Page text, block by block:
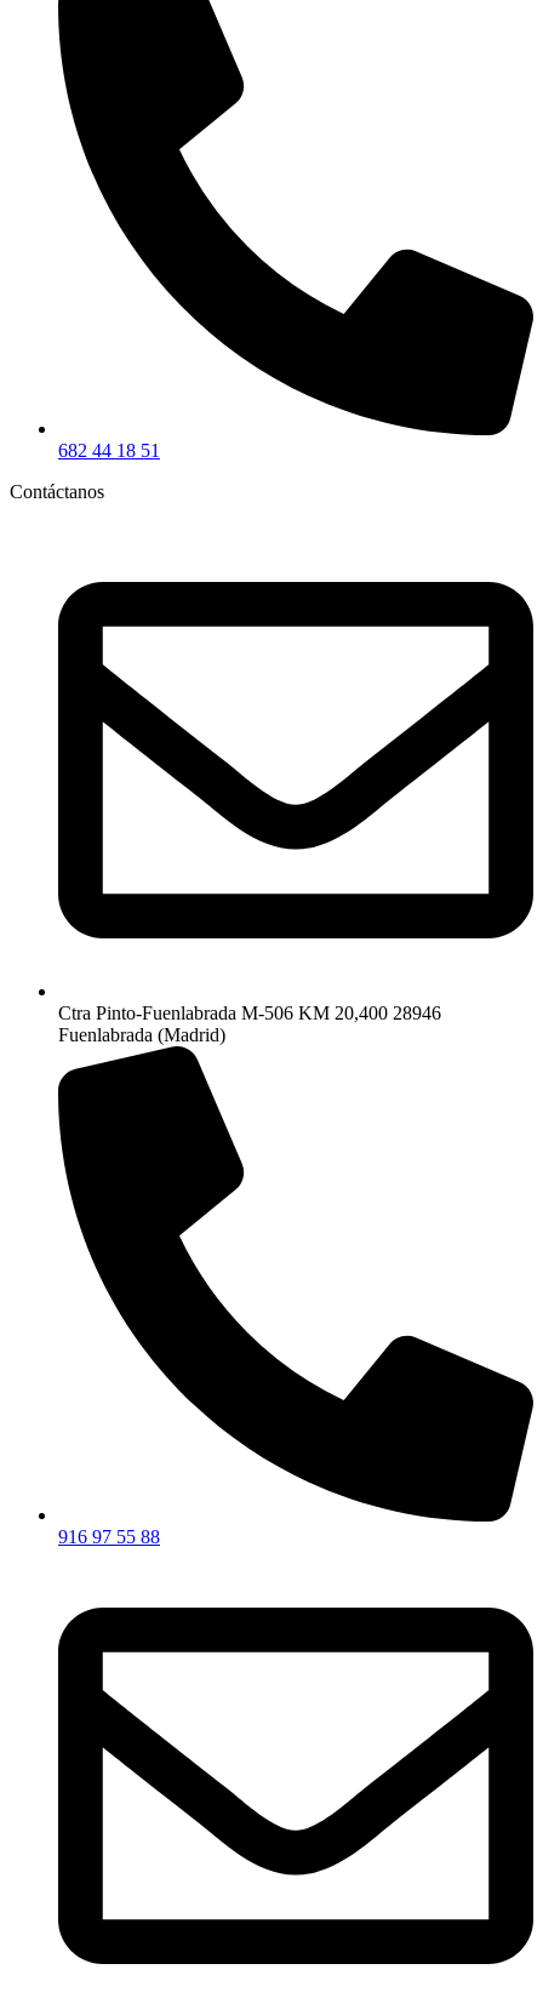
682 44 18 51
Contáctanos
Ctra Pinto-Fuenlabrada M-506 KM 20,400 28946
Fuenlabrada (Madrid)
916 97 55 88